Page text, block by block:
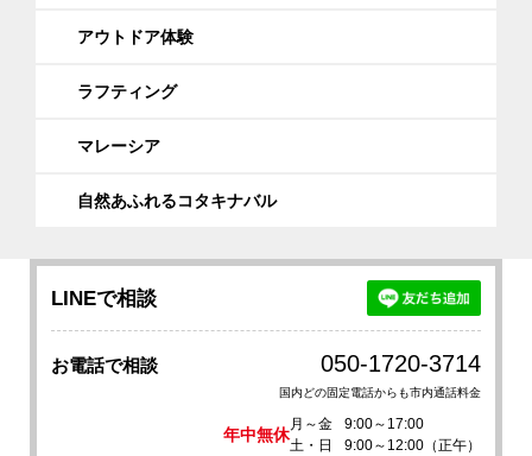
アウトドア体験
ラフティング
マレーシア
自然あふれるコタキナバル
LINEで相談
お電話で相談 050-1720-3714
国内どの固定電話からも市内通話料金
年中無休
月～金
9:00～17:00
土・日
9:00～12:00（正午）